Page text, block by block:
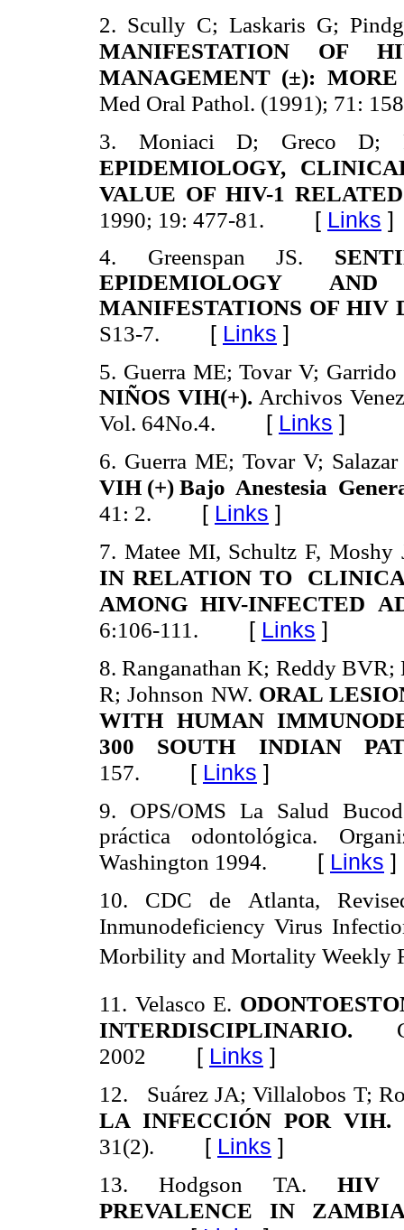
2. Scully C; Laskaris G;
MANIFESTATION OF
MANAGEMENT (±): MORE
Med Oral Pathol. (1991); 71:
3. Moniaci D; Greco D;
EPIDEMIOLOGY,
VALUE OF HIV-1
1990; 19: 477-81. [ Links ]
4. Greenspan JS.
EPIDEMIOLOGY
MANIFESTATIONS OF HIV
S13-7. [ Links ]
5. Guerra ME; Tovar V;
NIÑOS VIH(+). Archivos
Vol. 64No.4. [ Links ]
6. Guerra ME; Tovar V;
VIH (+) Bajo Anestesia
41: 2. [ Links ]
7. Matee MI, Schultz F,
IN RELATION TO
AMONG HIV-INFECTED
6:106-111. [ Links ]
8.Ranganathan K; Reddy BVR;
R; Johnson NW. ORAL
WITH HUMAN
300 SOUTH INDIAN
157. [ Links ]
9.
OPS/OMS La Salud
práctica odontológica.
Washington 1994. [ Links ]
10. CDC de Atlanta,
Inmunodeficiency Virus
Morbility and Mortality Weekly
11. Velasco E.
INTERDISCIPLINARIO.
2002 [ Links ]
12.
Suárez JA; Villalobos T;
LA INFECCIÓN POR VIH.
31(2). [ Links ]
13. Hodgson TA. HIV
PREVALENCE IN